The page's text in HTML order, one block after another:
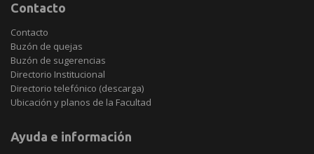
Contacto
Contacto
Buzón de quejas
Buzón de sugerencias
Directorio Institucional
Directorio telefónico (descarga)
Ubicación y planos de la Facultad
Ayuda e información